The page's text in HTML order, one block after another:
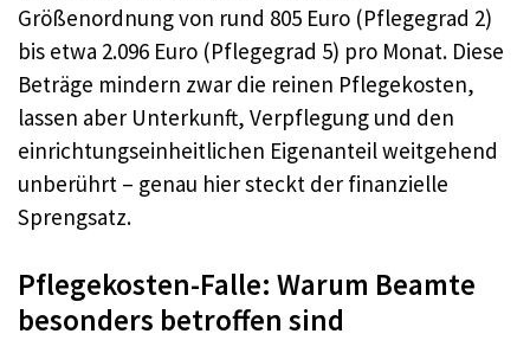
Größenordnung von rund 805 Euro (Pflegegrad 2)
bis etwa 2.096 Euro (Pflegegrad 5) pro Monat. Diese
Beträge mindern zwar die reinen Pflegekosten,
lassen aber Unterkunft, Verpflegung und den
einrichtungseinheitlichen Eigenanteil weitgehend
unberührt – genau hier steckt der finanzielle
Sprengsatz.​
Pflegekosten-Falle: Warum Beamte
besonders betroffen sind